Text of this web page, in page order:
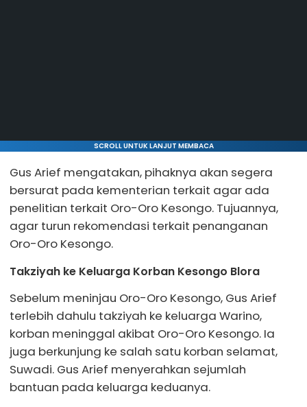
SCROLL UNTUK LANJUT MEMBACA
Gus Arief mengatakan, pihaknya akan segera
bersurat pada kementerian terkait agar ada
penelitian terkait Oro-Oro Kesongo. Tujuannya,
agar turun rekomendasi terkait penanganan
Oro-Oro Kesongo.
Takziyah ke Keluarga Korban Kesongo Blora
Sebelum meninjau Oro-Oro Kesongo, Gus Arief
terlebih dahulu takziyah ke keluarga Warino,
korban meninggal akibat Oro-Oro Kesongo. Ia
juga berkunjung ke salah satu korban selamat,
Suwadi. Gus Arief menyerahkan sejumlah
bantuan pada keluarga keduanya.